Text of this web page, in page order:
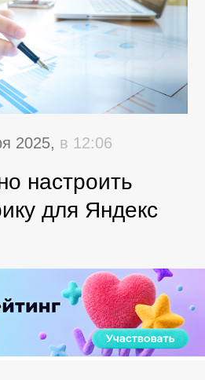
2025, в 12:06
настроить
для Яндекс